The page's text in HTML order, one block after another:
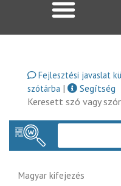
Fejlesztési javaslat
szótárba |
Segítség
Keresett szó vagy
Magyar kifejezés